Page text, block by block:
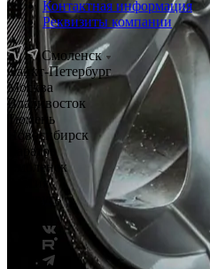
Контактная информация
Реквизиты компании
Смоленск
Санкт-Петербург
Москва
Владивосток
Тюмень
Новосибирск
Саратов
Смоленск
Россия
Беларусь